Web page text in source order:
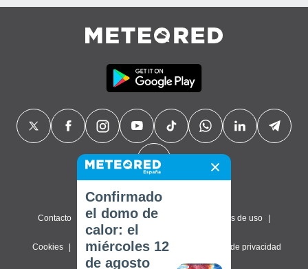
Contacto Sobre nosotros Términos de uso
Cookies Política de privacidad Configuración de privacidad
Confirmado
el domo de
calor: el
miércoles 12
de agosto